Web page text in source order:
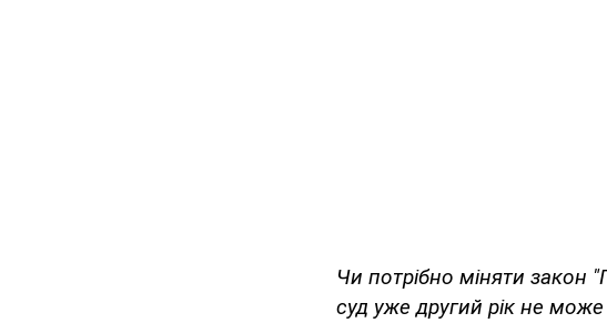
Чи потрібно міняти
суд уже другий рік не